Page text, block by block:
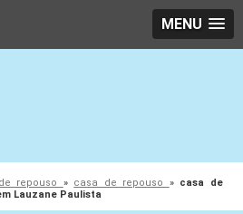
MENU
repouso » casa de repouso » casa de
Lauzane Paulista